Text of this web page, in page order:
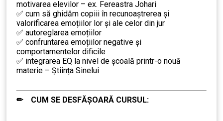
motivarea elevilor – ex. Fereastra Johari
✅ cum să ghidăm copiii în recunoaștrerea și
valorificarea emoțiilor lor și ale celor din jur
✅ autoreglarea emoțiilor
✅ confruntarea emoțiilor negative și
comportamentelor dificile
✅ integrarea EQ la nivel de școală printr-o nouă
materie – Știința Sinelui
✏ CUM SE DESFĂȘOARĂ CURSUL: